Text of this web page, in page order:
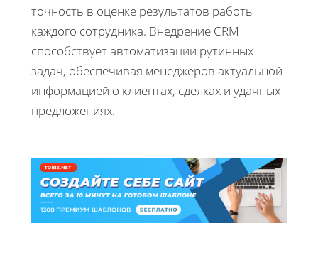
точность в оценке результатов работы
каждого сотрудника. Внедрение CRM
способствует автоматизации рутинных
задач, обеспечивая менеджеров актуальной
информацией о клиентах, сделках и удачных
предложениях.